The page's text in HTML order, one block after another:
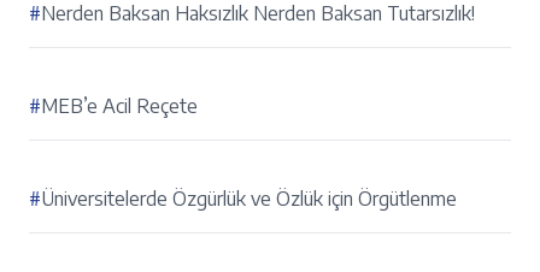
#Nerden Baksan Haksızlık Nerden Baksan Tutarsızlık!
#MEB’e Acil Reçete
#Üniversitelerde Özgürlük ve Özlük için Örgütlenme